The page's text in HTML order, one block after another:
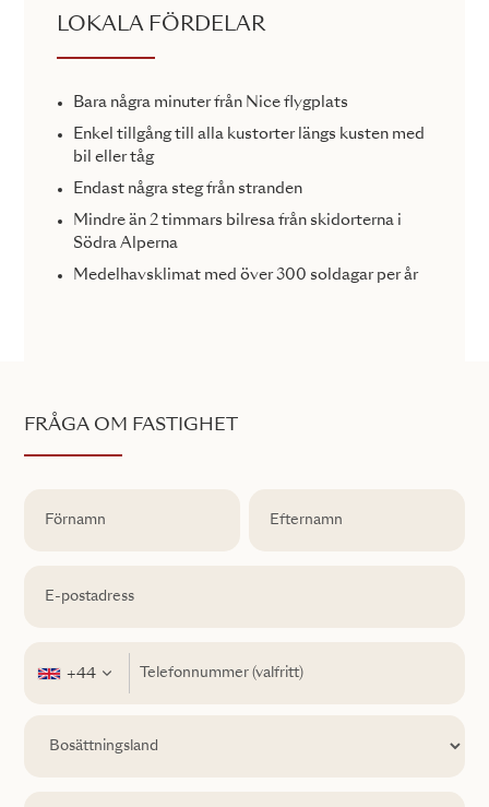
LOKALA FÖRDELAR
Bara några minuter från Nice flygplats
Enkel tillgång till alla kustorter längs kusten med
bil eller tåg
Endast några steg från stranden
Mindre än 2 timmars bilresa från skidorterna i
Södra Alperna
Medelhavsklimat med över 300 soldagar per år
FRÅGA OM FASTIGHET
+44